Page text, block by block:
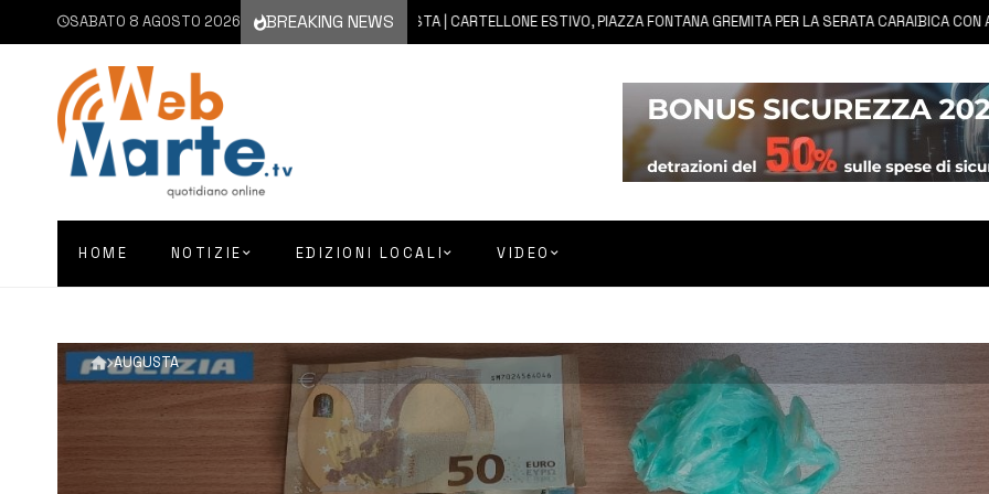
SABATO 8 AGOSTO 2026 BREAKING NEWS
8 AGOSTO 2026 AUGUSTA | CARTELLONE ESTIVO, PIAZZA FONTANA GREMITA PER LA SERATA CARAIBICA CON
HOME NOTIZIE EDIZIONI LOCALI VIDEO
AUGUSTA